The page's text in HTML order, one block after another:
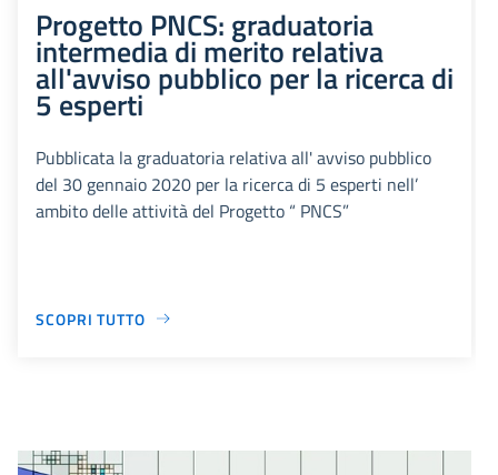
Progetto PNCS: graduatoria
intermedia di merito relativa
all'avviso pubblico per la ricerca di
5 esperti
Pubblicata la graduatoria relativa all' avviso pubblico
del 30 gennaio 2020 per la ricerca di 5 esperti nell’
ambito delle attività del Progetto “ PNCS”
SCOPRI TUTTO